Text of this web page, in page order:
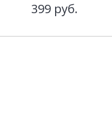
399 руб.